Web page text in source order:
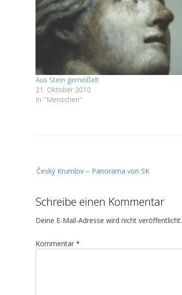
Aus Stein gemeißelt
21. Oktober 2010
In "Menschen"
B
e
t
r
g
Český Krumlov – Panorama von SK
Schreibe einen Kommentar
Deine E-Mail-Adresse wird nicht veröffentlicht.
Kommentar *